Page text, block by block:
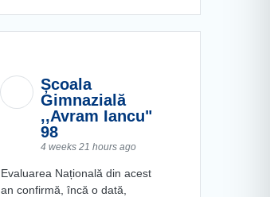
Școala
Gimnazială
,,Avram Iancu"
98
4 weeks 21 hours ago
Evaluarea Națională din acest
an confirmă, încă o dată,